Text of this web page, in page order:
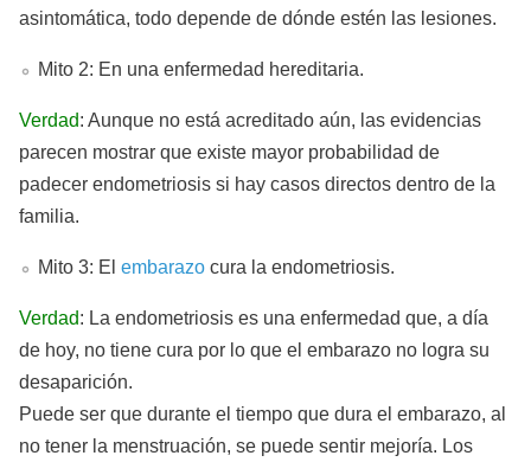
asintomática, todo depende de dónde estén las lesiones.
Mito 2: En una enfermedad hereditaria.
Verdad: Aunque no está acreditado aún, las evidencias
parecen mostrar que existe mayor probabilidad de
padecer endometriosis si hay casos directos dentro de la
familia.
Mito 3: El embarazo cura la endometriosis.
Verdad: La endometriosis es una enfermedad que, a día
de hoy, no tiene cura por lo que el embarazo no logra su
desaparición.
Puede ser que durante el tiempo que dura el embarazo, al
no tener la menstruación, se puede sentir mejoría. Los